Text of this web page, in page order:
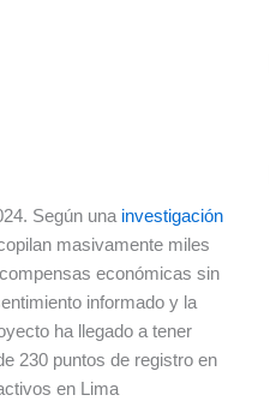
Según una investigación
masivamente miles
económicas sin
informado y la
ha llegado a tener
230 puntos de registro en
en Lima